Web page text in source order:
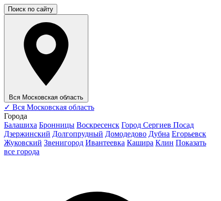
Поиск по сайту
Вся Московская область
✓ Вся Московская область
Города
Балашиха Бронницы Воскресенск Город Сергиев Посад
Дзержинский Долгопрудный Домодедово Дубна Егорьевск
Жуковский Звенигород Ивантеевка Кашира Клин Показать
все города